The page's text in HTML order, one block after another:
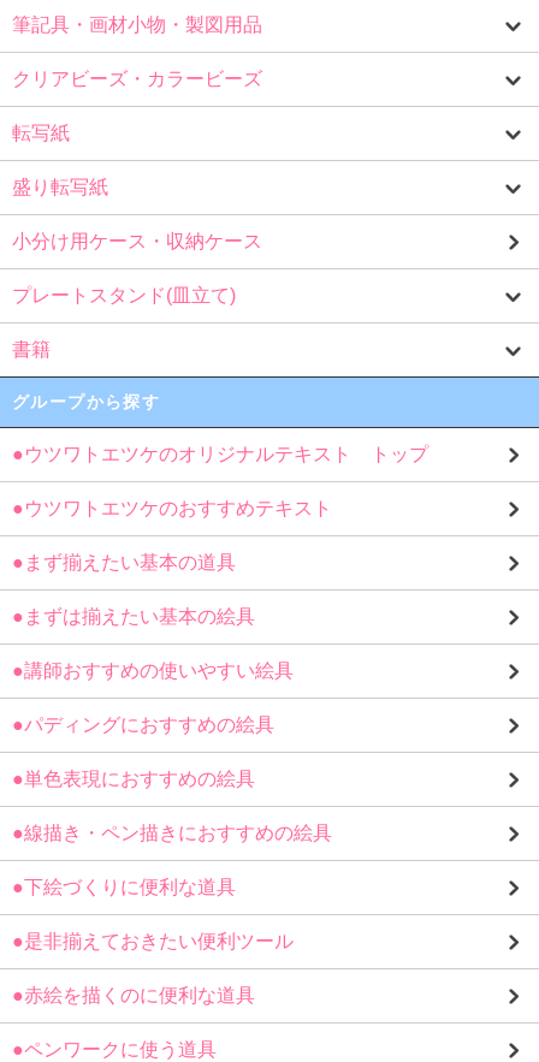
筆記具・画材小物・製図用品
クリアビーズ・カラービーズ
転写紙
盛り転写紙
小分け用ケース・収納ケース
プレートスタンド(皿立て)
書籍
グループから探す
●ウツワトエツケのオリジナルテキスト トップ
●ウツワトエツケのおすすめテキスト
●まず揃えたい基本の道具
●まずは揃えたい基本の絵具
●講師おすすめの使いやすい絵具
●パディングにおすすめの絵具
●単色表現におすすめの絵具
●線描き・ペン描きにおすすめの絵具
●下絵づくりに便利な道具
●是非揃えておきたい便利ツール
●赤絵を描くのに便利な道具
●ペンワークに使う道具